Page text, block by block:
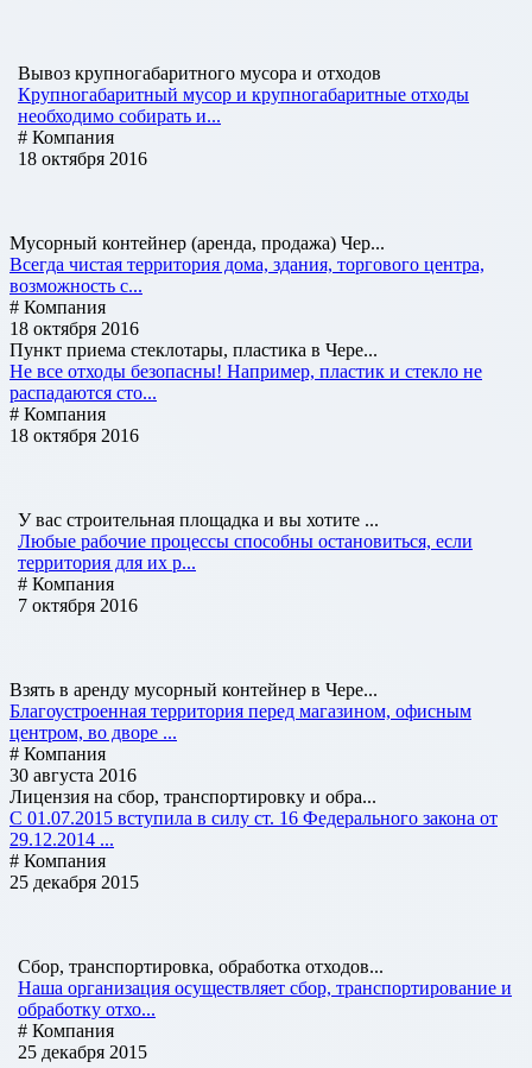
Вывоз крупногабаритного мусора и отходов
Крупногабаритный мусор и крупногабаритные отходы
необходимо собирать и...
# Компания
18 октября 2016
Мусорный контейнер (аренда, продажа) Чер...
Всегда чистая территория дома, здания, торгового центра,
возможность с...
# Компания
18 октября 2016
Пункт приема стеклотары, пластика в Чере...
Не все отходы безопасны! Например, пластик и стекло не
распадаются сто...
# Компания
18 октября 2016
У вас строительная площадка и вы хотите ...
Любые рабочие процессы способны остановиться, если
территория для их р...
# Компания
7 октября 2016
Взять в аренду мусорный контейнер в Чере...
Благоустроенная территория перед магазином, офисным
центром, во дворе ...
# Компания
30 августа 2016
Лицензия на сбор, транспортировку и обра...
С 01.07.2015 вступила в силу ст. 16 Федерального закона от
29.12.2014 ...
# Компания
25 декабря 2015
Сбор, транспортировка, обработка отходов...
Наша организация осуществляет сбор, транспортирование и
обработку отхо...
# Компания
25 декабря 2015